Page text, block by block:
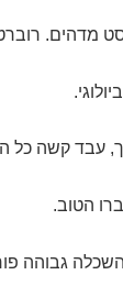
מדהים.
עבד קשה
הטוב.
גבוהה